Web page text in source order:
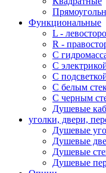
Функциональные
L -
R -
С
С
С
С белым
С черным
Душевые
уголки, двери,
Душевые
Душевые
Душевые
Душевые